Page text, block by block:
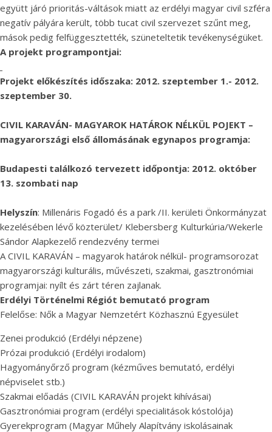
együtt járó prioritás-váltások miatt az erdélyi magyar civil szféra
negatív pályára került, több tucat civil szervezet szűnt meg,
mások pedig felfüggesztették, szüneteltetik tevékenységüket.
A projekt programpontjai:
Projekt előkészítés időszaka: 2012. szeptember 1.- 2012.
szeptember 30.
CIVIL KARAVÁN- MAGYAROK HATÁROK NÉLKÜL POJEKT –
magyarországi első állomásának egynapos programja:
Budapesti találkozó tervezett időpontja: 2012. október
13. szombati nap
Helyszín: Millenáris Fogadó és a park /II. kerületi Önkormányzat
kezelésében lévő közterület/ Klebersberg Kulturkúria/Wekerle
Sándor Alapkezelő rendezvény termei
A CIVIL KARAVÁN – magyarok határok nélkül- programsorozat
magyarországi kulturális, művészeti, szakmai, gasztronómiai
programjai: nyílt és zárt téren zajlanak.
Erdélyi Történelmi Régiót bemutató program
Felelőse: Nők a Magyar Nemzetért Közhasznú Egyesület
Zenei produkció (Erdélyi népzene)
Prózai produkció (Erdélyi irodalom)
Hagyományőrző program (kézműves bemutató, erdélyi
népviselet stb.)
Szakmai előadás (CIVIL KARAVÁN projekt kihívásai)
Gasztronómiai program (erdélyi specialitások kóstolója)
Gyerekprogram (Magyar Műhely Alapítvány iskolásainak